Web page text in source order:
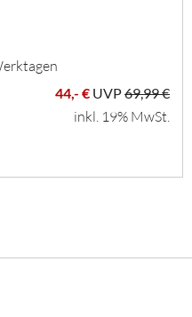
44,- € UVP69,99 €
inkl. 19% MwSt.